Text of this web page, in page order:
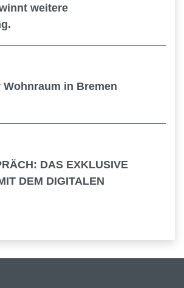
weitere
Wohnraum in Bremen
DAS EXKLUSIVE
DEM DIGITALEN